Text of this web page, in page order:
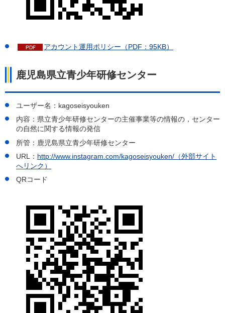
アカウント運用ポリシー（PDF：95KB）
鹿児島県立青少年研修センター
ユーザー名：kagoseisyouken
内容：県立青少年研修センターの主催事業等の情報の，センター
の自然に関する情報の発信
所管：鹿児島県立青少年研修センター
URL： http://www.instagram.com/kagoseisyouken/（外部サイト
へリンク）
QRコード